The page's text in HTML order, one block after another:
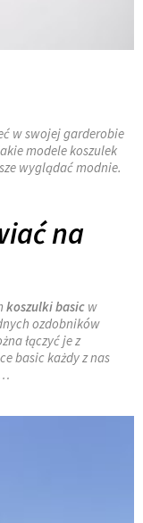
w swojej garderobie
modele koszulek
wyglądać modnie.
na
koszulki basic w
ozdobników
łączyć je z
basic każdy z nas